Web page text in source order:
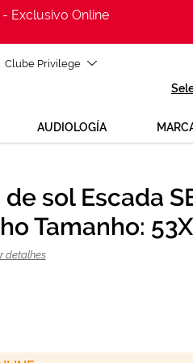
Exclusivo Online
Clube Privilege
AUDIOLOGÍA
sol Escada
Tamanho:
detalhes